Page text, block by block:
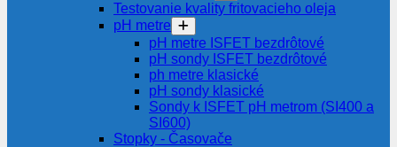
Testovanie kvality fritovacieho oleja
pH metre
pH metre ISFET bezdrôtové
pH sondy ISFET bezdrôtové
ph metre klasické
pH sondy klasické
Sondy k ISFET pH metrom (SI400 a
SI600)
Stopky - Časovače